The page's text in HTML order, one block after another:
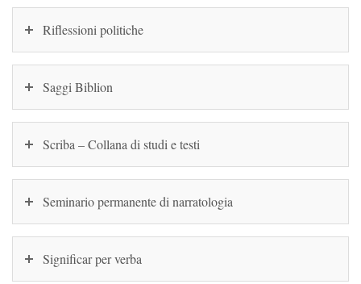
Riflessioni politiche
Saggi Biblion
Scriba – Collana di studi e testi
Seminario permanente di narratologia
Significar per verba